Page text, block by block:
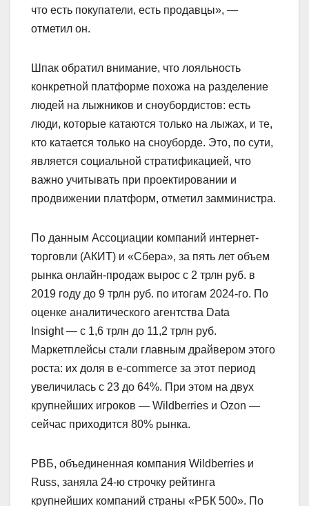
что есть покупатели, есть продавцы», —
отметил он.
Шпак обратил внимание, что лояльность
конкретной платформе похожа на разделение
людей на лыжников и сноубордистов: есть
люди, которые катаются только на лыжах, и те,
кто катается только на сноуборде. Это, по сути,
является социальной стратификацией, что
важно учитывать при проектировании и
продвижении платформ, отметил замминистра.
По данным Ассоциации компаний интернет-
торговли (АКИТ) и «Сбера», за пять лет объем
рынка онлайн-продаж вырос с 2 трлн руб. в
2019 году до 9 трлн руб. по итогам 2024-го. По
оценке аналитического агентства Data
Insight — с 1,6 трлн до 11,2 трлн руб.
Маркетплейсы стали главным драйвером этого
роста: их доля в e-commerce за этот период
увеличилась с 23 до 64%. При этом на двух
крупнейших игроков — Wildberries и Ozon —
сейчас приходится 80% рынка.
РВБ, объединенная компания Wildberries и
Russ, заняла 24-ю строчку рейтинга
крупнейших компаний страны «РБК 500». По